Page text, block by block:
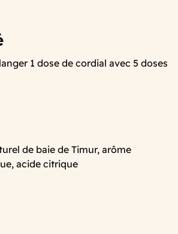
1 dose de cordial avec 5 doses
de baie de Timur, arôme
acide citrique